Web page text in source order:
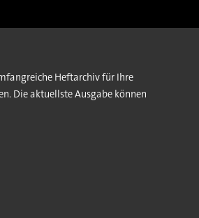
Heftarchiv für Ihre
Die aktuellste Ausgabe können